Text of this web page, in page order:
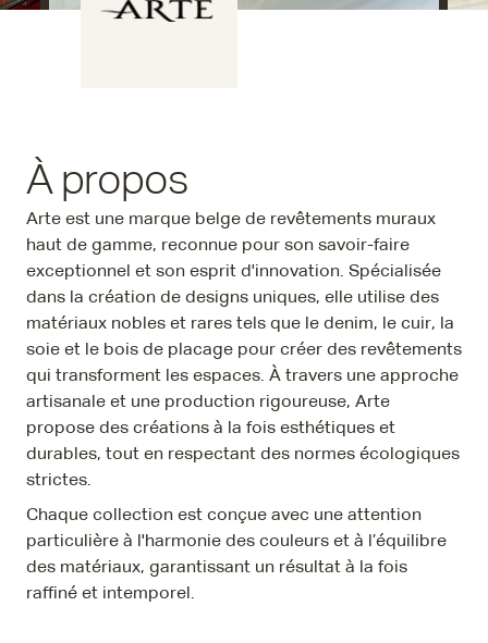
À propos
Arte est une marque belge de revêtements muraux
haut de gamme, reconnue pour son savoir-faire
exceptionnel et son esprit d'innovation. Spécialisée
dans la création de designs uniques, elle utilise des
matériaux nobles et rares tels que le denim, le cuir, la
soie et le bois de placage pour créer des revêtements
qui transforment les espaces. À travers une approche
artisanale et une production rigoureuse, Arte
propose des créations à la fois esthétiques et
durables, tout en respectant des normes écologiques
strictes.
Chaque collection est conçue avec une attention
particulière à l'harmonie des couleurs et à l’équilibre
des matériaux, garantissant un résultat à la fois
raffiné et intemporel.